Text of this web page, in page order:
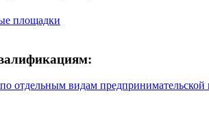
площадки
отдельным видам предпринимательской